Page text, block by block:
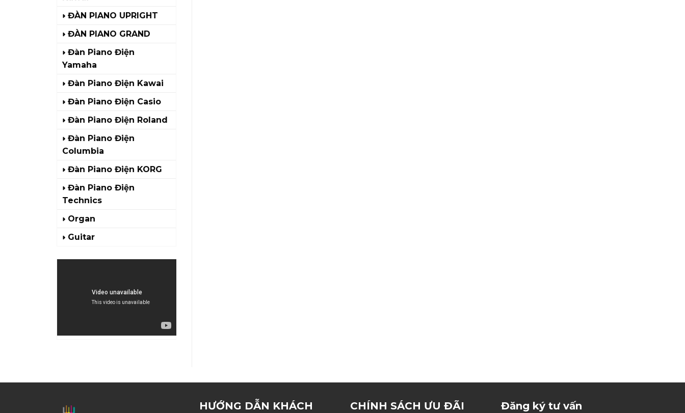
ĐÀN PIANO UPRIGHT
ĐÀN PIANO GRAND
Đàn Piano Điện
Yamaha
Đàn Piano Điện Kawai
Đàn Piano Điện Casio
Đàn Piano Điện Roland
Đàn Piano Điện
Columbia
Đàn Piano Điện KORG
Đàn Piano Điện
Technics
Organ
Guitar
HƯỚNG DẪN KHÁCH
CHÍNH SÁCH ƯU ĐÃI Đăng ký tư vấn